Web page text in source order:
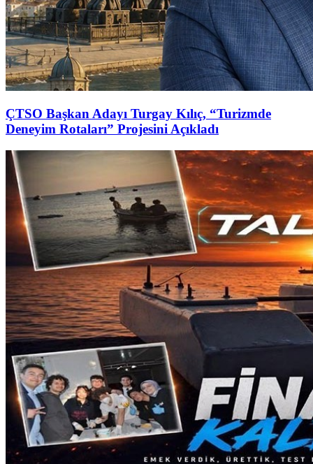
ÇTSO Başkan Adayı Turgay Kılıç, “Turizmde
Deneyim Rotaları” Projesini Açıkladı